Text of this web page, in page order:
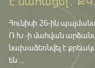
Հունիսի 26-ին
Ռ.Խ.-ի մահվան
նախաձեռնվել է
են ...